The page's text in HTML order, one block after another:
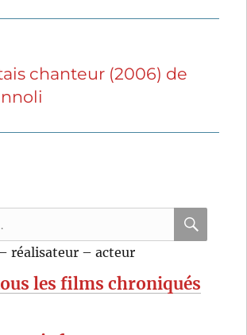
chanteur (2006) de
réalisateur – acteur
les films chroniqués